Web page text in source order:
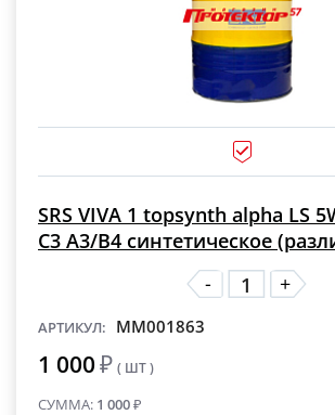
SRS VIVA 1 topsynth alpha LS
C3 A3/B4 синтетическое
-
+
АРТИКУЛ: MM001863
1 000₽ ( ШТ )
СУММА: 1 000₽